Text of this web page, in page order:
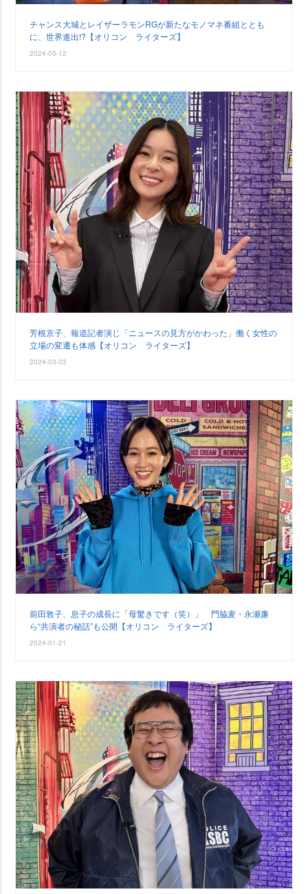
チャンス大城とレイザーラモンRGが新たなモノマネ番組ととも
に、世界進出!?【オリコン ライターズ】
2024-05-12
芳根京子、報道記者演じ「ニュースの見方がかわった」働く女性の
立場の変遷も体感【オリコン ライターズ】
2024-03-03
前田敦子、息子の成長に「母驚きです（笑）」 門脇麦・永瀬廉
ら“共演者の秘話”も公開【オリコン ライターズ】
2024-01-21